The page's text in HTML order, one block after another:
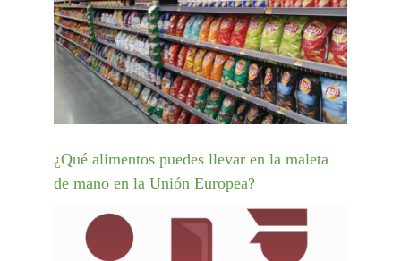
¿Qué alimentos puedes llevar en la maleta
de mano en la Unión Europea?